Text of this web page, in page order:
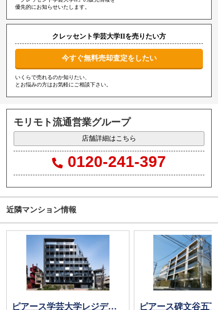
優先的にお知らせいたします。
クレッセント学芸大学IIを売りたい方
今すぐ無料売却査定をしたい
いくらで売れるのか知りたい、
とお悩みの方はお気軽にご相談下さい。
モリモト流通営業グループ
店舗詳細はこちら
0120-241-397
近隣マンション情報
ピアース学芸大学レジデンス ピアース碑文谷五